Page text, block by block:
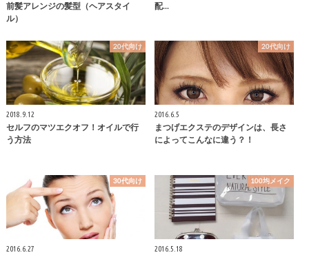
前髪アレンジの髪型（ヘアスタイ
ル）
配...
20代向け
2018.9.12
セルフのマツエクオフ！オイルで行
う方法
20代向け
2016.6.5
まつげエクステのデザインは、長さ
によってこんなに違う？！
30代向け
2016.6.27
100均メイク
2016.5.18